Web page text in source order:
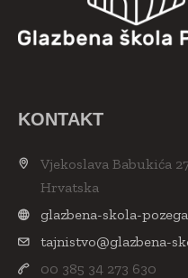
KONTAKT
Vjekoslava Babukića
Hrvatska
glazbena-skola-
tajnistvo@glazbena-
00 385 34 273 630